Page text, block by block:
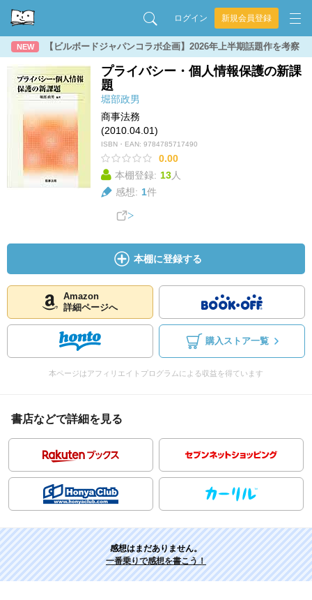
ログイン 新規会員登録
NEW 【ビルボードジャパンコラボ企画】2026年上半期話題作を考察
プライバシー・個人情報保護の新課
題
堀部政男
商事法務
(2010.04.01)
ISBN・EAN: 9784785717490
0.00
本棚登録: 13人
感想: 1件
本棚に登録する
Amazon
詳細ページへ
購入ストア一覧
本ページはアフィリエイトプログラムによる収益を得ています
書店などで詳細を見る
感想はまだありません。
一番乗りで感想を書こう！